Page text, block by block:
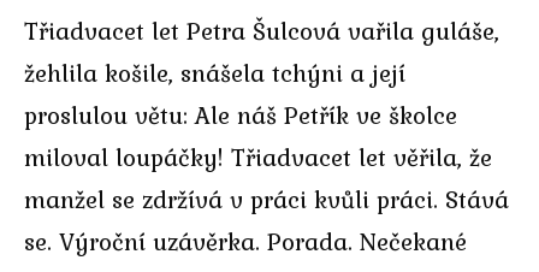
Třiadvacet let Petra Šulcová vařila guláše,
žehlila košile, snášela tchýni a její
proslulou větu: Ale náš Petřík ve školce
miloval loupáčky! Třiadvacet let věřila, že
manžel se zdržívá v práci kvůli práci. Stává
se. Výroční uzávěrka. Porada. Nečekané